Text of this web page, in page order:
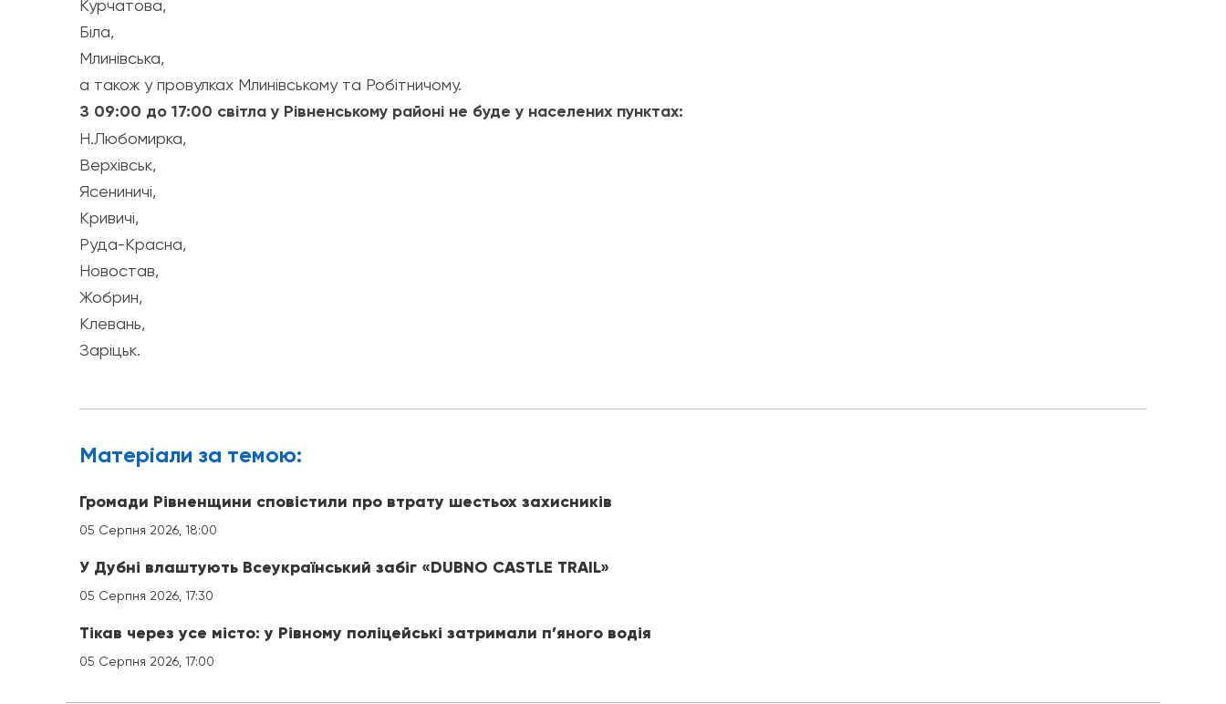
Курчатова,
Біла,
Млинівська,
а також у провулках Млинівському та Робітничому.
З 09:00 до 17:00 світла у Рівненському районі не буде у населених пунктах:
Н.Любомирка,
Верхівськ,
Ясениничі,
Кривичі,
Руда-Красна,
Новостав,
Жобрин,
Клевань,
Заріцьк.
Матерiали за темою:
Громади Рівненщини сповістили про втрату шестьох захисників
05 Серпня 2026, 18:00
У Дубні влаштують Всеукраїнський забіг «DUBNO CASTLE TRAIL»
05 Серпня 2026, 17:30
Тікав через усе місто: у Рівному поліцейські затримали п’яного водія
05 Серпня 2026, 17:00